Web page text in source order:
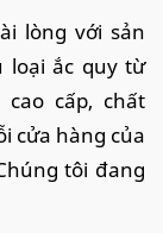
lòng với sản
loại ắc quy từ
cấp, chất
cửa hàng của
tôi đang